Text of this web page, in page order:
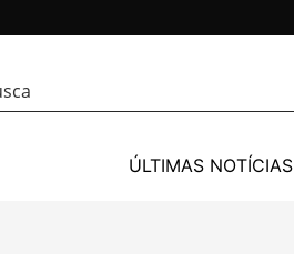
ÚLTIMAS NOTÍCIAS